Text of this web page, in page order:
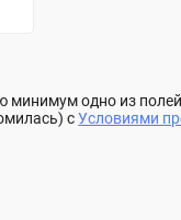
минимум одно из полей
сУсловиями